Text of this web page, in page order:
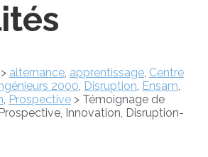
> alternance apprentissage Centre
2000 Disruption Ensam
Prospective > Témoignage de
Innovation, Disruption-